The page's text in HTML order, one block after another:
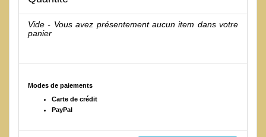
Vide - Vous avez présentement aucun item dans votre
panier
Modes de paiements
Carte de crédit
PayPal